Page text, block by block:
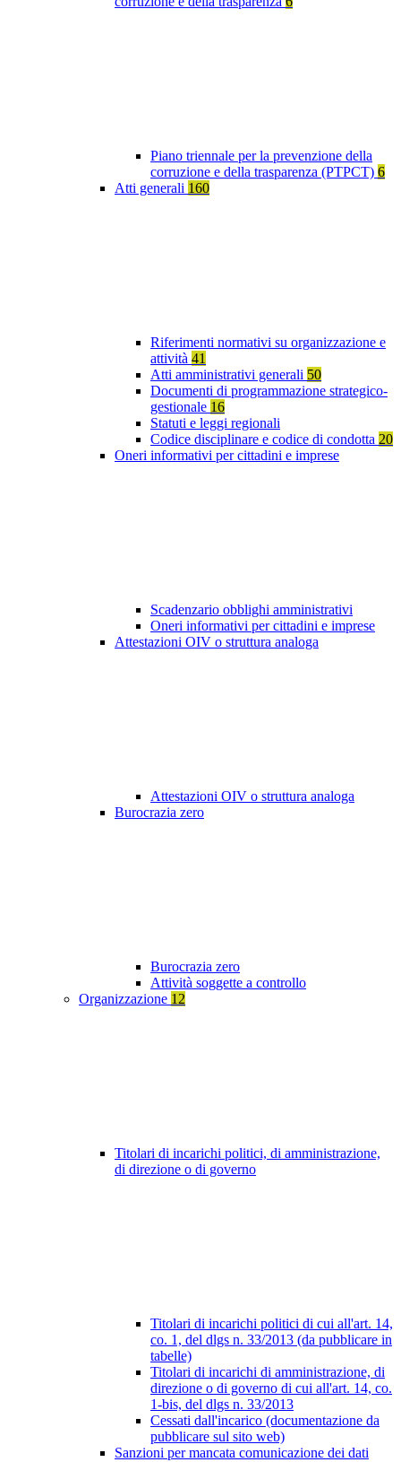
Piano triennale per la prevenzione della
corruzione e della trasparenza (PTPCT) 6
Atti generali 160
Riferimenti normativi su organizzazione e
attività 41
Atti amministrativi generali 50
Documenti di programmazione strategico-
gestionale 16
Statuti e leggi regionali
Codice disciplinare e codice di condotta 20
Oneri informativi per cittadini e imprese
Scadenzario obblighi amministrativi
Oneri informativi per cittadini e imprese
Attestazioni OIV o struttura analoga
Attestazioni OIV o struttura analoga
Burocrazia zero
Burocrazia zero
Attività soggette a controllo
Organizzazione 12
Titolari di incarichi politici, di amministrazione,
di direzione o di governo
Titolari di incarichi politici di cui all'art. 14,
co. 1, del dlgs n. 33/2013 (da pubblicare in
tabelle)
Titolari di incarichi di amministrazione, di
direzione o di governo di cui all'art. 14, co.
1-bis, del dlgs n. 33/2013
Cessati dall'incarico (documentazione da
pubblicare sul sito web)
Sanzioni per mancata comunicazione dei dati